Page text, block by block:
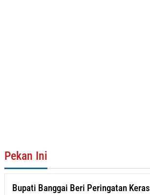
Pekan Ini
Bupati Banggai Beri Peringatan Keras